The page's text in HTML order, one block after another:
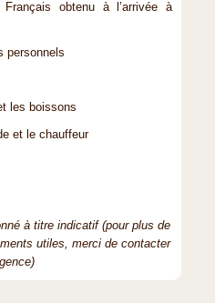
obtenu à l’arrivée à
personnels
les boissons
et le chauffeur
à titre indicatif (pour plus de
utiles, merci de contacter